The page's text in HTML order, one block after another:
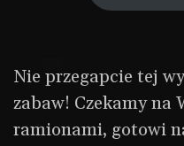
Nie przegapcie tej
zabaw! Czekamy na
ramionami, gotowi